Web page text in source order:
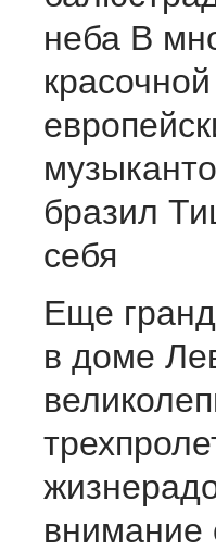
неба В
бразил
себя
Еще
в доме
внимание